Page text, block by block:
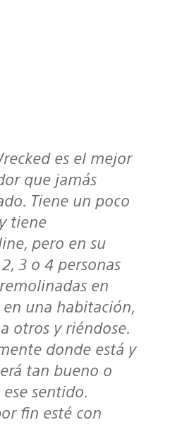
que jamás
Tiene un poco
tiene
pero en su
3 o 4 personas
en
en una habitación,
otros y riéndose.
donde está y
tan bueno o
sentido.
fin esté con